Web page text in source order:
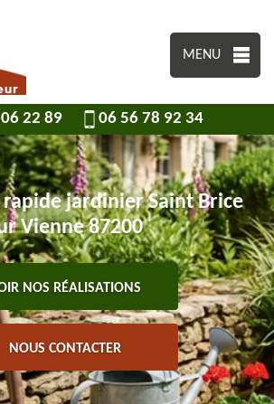
MENU
22 89 06 56 78 92 34
jardinier Saint Brice
Vienne 87200
NOS RÉALISATIONS
NOUS CONTACTER